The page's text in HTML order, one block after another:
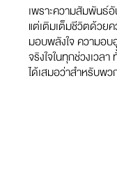
เพราะความสัมพันธ์อั
แต่เติมเต็มชีวิตด้วยค
มอบพลังใจ ความอ
จริงใจในทุกช่วงเวล
ได้เสมอว่าสำหรับพว